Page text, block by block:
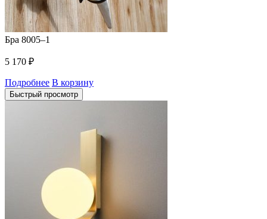
Бра 8005–1
5 170 ₽
Подробнее В корзину
Быстрый просмотр